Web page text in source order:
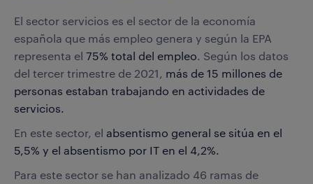
El sector servicios es el sector de la economía
española que más empleo genera y según la EPA
representa el 75% total del empleo . Según los datos
del tercer trimestre de 2021, más de 15 millones de
personas estaban trabajando en actividades de
servicios.
En este sector, el absentismo general se sitúa en el
5,5% y el absentismo por IT en el 4,2%.
Para este sector se han analizado 46 ramas de